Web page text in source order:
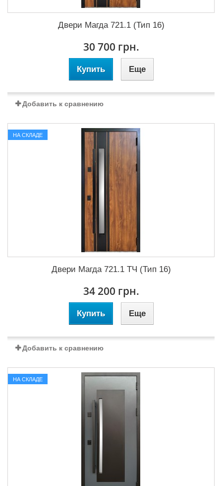
Двери Магда 721.1 (Тип 16)
30 700 грн.
Купить Еще
Добавить к сравнению
НА СКЛАДЕ
Двери Магда 721.1 ТЧ (Тип 16)
34 200 грн.
Купить Еще
Добавить к сравнению
НА СКЛАДЕ